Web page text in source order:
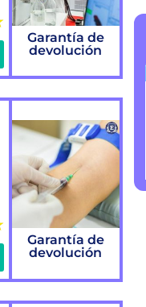
Garantía de
devolución
Garantía de
devolución